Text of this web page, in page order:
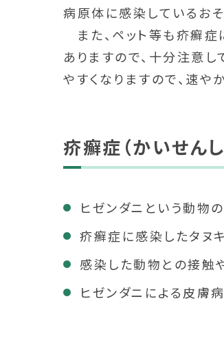
病原体に感染しているおそ
また、ペット等も疥癬
ありますので、十分注意し
やすくなりますので、速や
疥癬症（かいせんし
ヒゼンダニという動物
疥癬症に感染したタヌ
感染した動物との接触
ヒゼンダニによる皮膚